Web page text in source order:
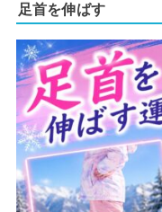
足首を伸ばす